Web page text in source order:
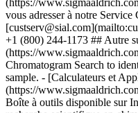
(https://
vous adresser à notre
+1 (800) 244-1173 ## Autre
(https://
Chromatogram Search to
sample. - [Calculateurs et
(https://
Boîte à outils disponible sur